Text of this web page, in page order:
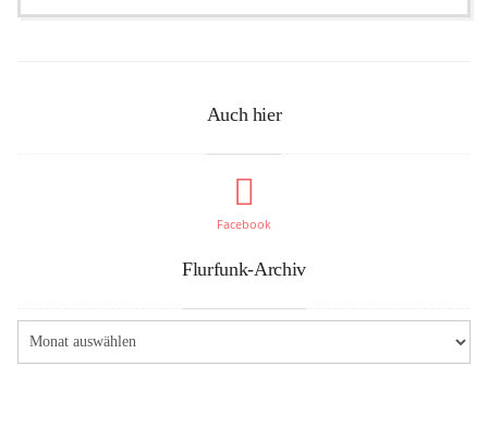
Auch hier
Facebook
Flurfunk-Archiv